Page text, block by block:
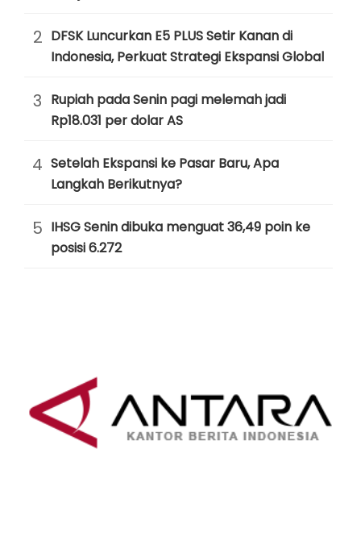
2 DFSK Luncurkan E5 PLUS Setir Kanan di
Indonesia, Perkuat Strategi Ekspansi Global
3 Rupiah pada Senin pagi melemah jadi
Rp18.031 per dolar AS
4 Setelah Ekspansi ke Pasar Baru, Apa
Langkah Berikutnya?
5 IHSG Senin dibuka menguat 36,49 poin ke
posisi 6.272